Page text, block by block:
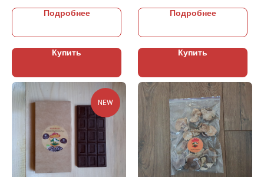
Подробнее
Купить
Подробнее
Купить
NEW